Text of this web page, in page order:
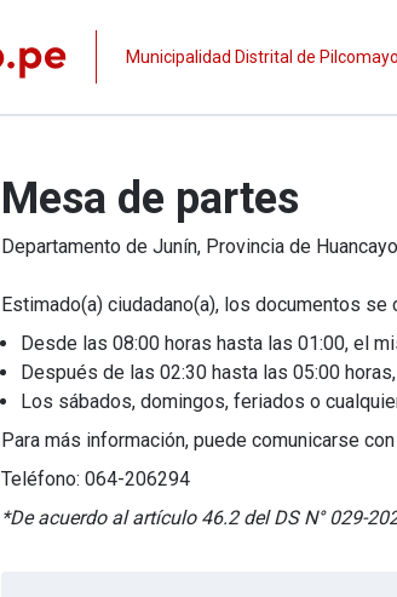
Municipalidad Distrital de Pilcomayo
Mesa de partes
Departamento de Junín, Provincia de Huancayo
Estimado(a) ciudadano(a), los documentos
Desde las 08:00 horas hasta las 01:00, el
Después de las 02:30 hasta las 05:00
Los sábados, domingos, feriados o
Para más información, puede comunicarse
Teléfono: 064-206294
*De acuerdo al artículo 46.2 del DS N° 029-